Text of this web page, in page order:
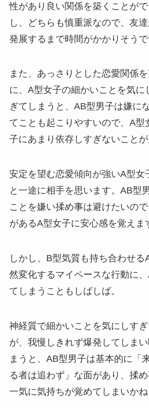
性があり良い関係を築くことが
し、どちらも慎重派なので、友
発展するまで時間がかかりそうで
また、あっさりとした恋愛関係
に、A型女子の細かいことを気に
ぎてしまうと、AB型男子は嫌に
てことも起こりやすいので、A型
子にあまり依存しすぎないことが
安定を望む恋愛傾向が強いA型女
と一途に相手を思います。AB型
ことを嫌い揉め事は避けたいの
があるA型女子に安心感を覚えま
しかし、B型気質も持ち合わせる
然変化するマイペースな行動に
てしまうこともしばしば。
神経質で細かいことを気にしす
が、我慢しきれず爆発してしま
まうと、AB型男子は基本的に「
る者は追わず」な面があり、揉
一気に気持ちが覚めてしまいかね